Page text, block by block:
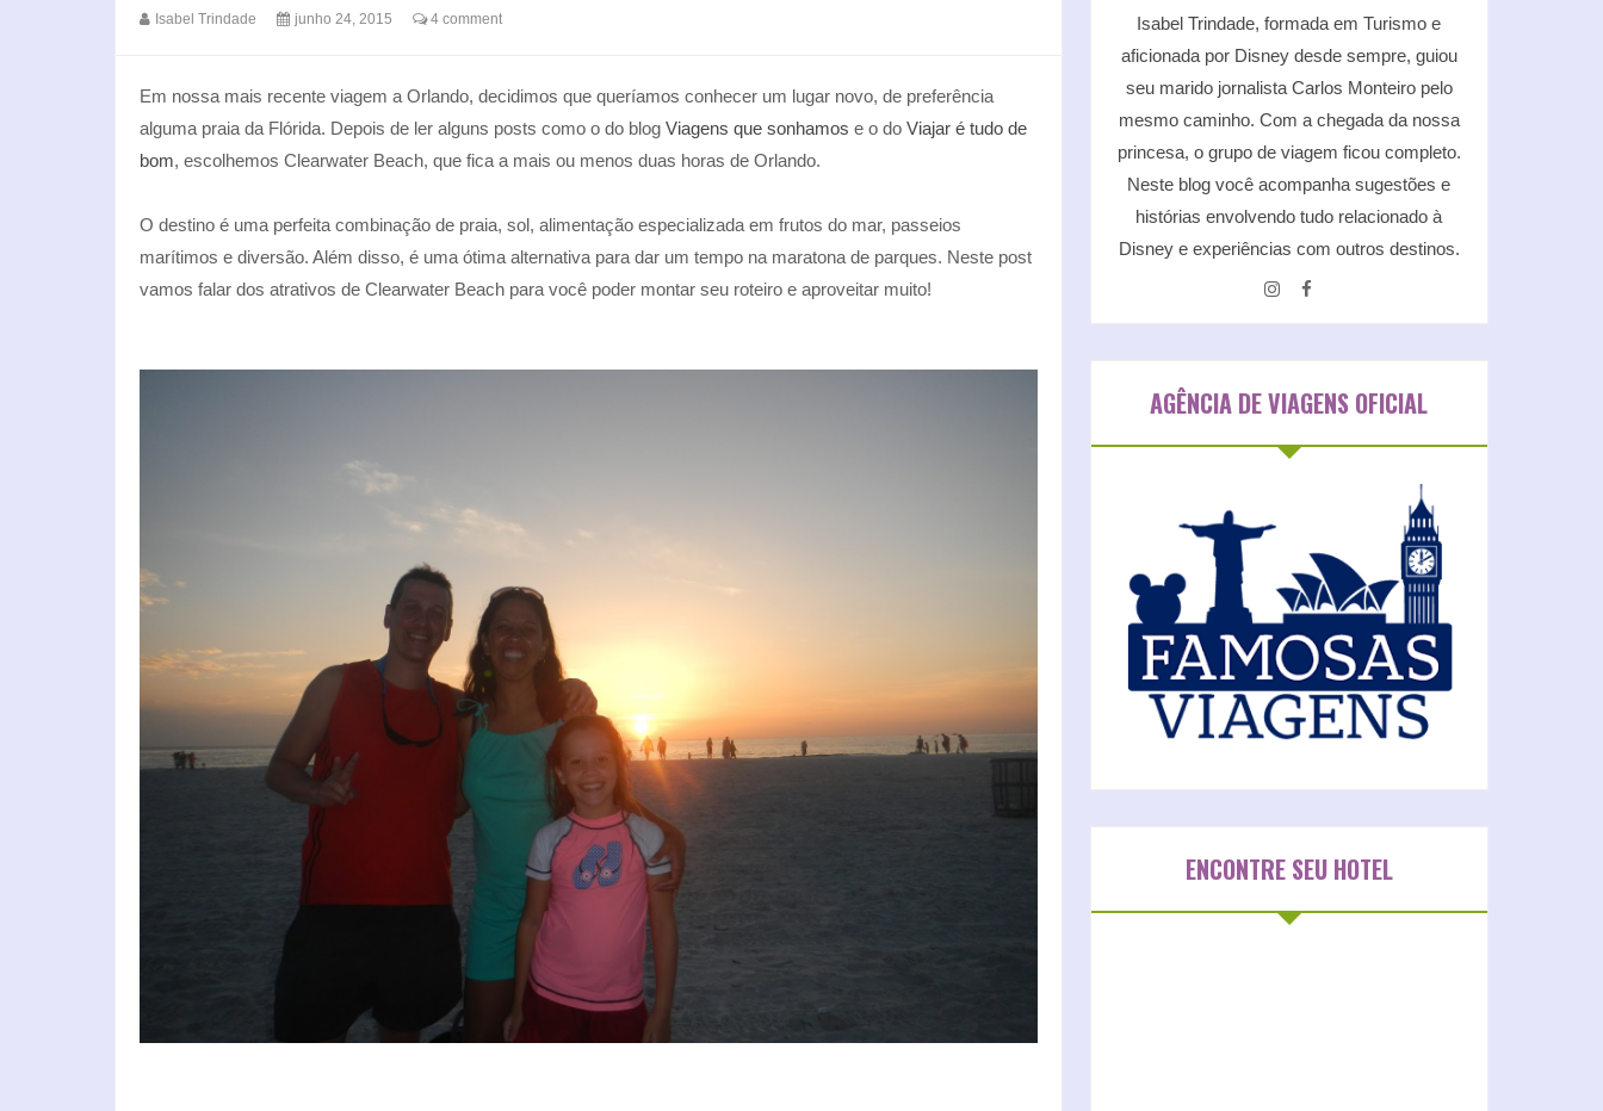
Isabel Trindade junho 24, 2015 4 comment
Em nossa mais recente viagem a Orlando, decidimos que queríamos conhecer um lugar novo, de preferência
alguma praia da Flórida. Depois de ler alguns posts como o do blog Viagens que sonhamos e o do Viajar é tudo de
bom, escolhemos Clearwater Beach, que fica a mais ou menos duas horas de Orlando.
O destino é uma perfeita combinação de praia, sol, alimentação especializada em frutos do mar, passeios
marítimos e diversão. Além disso, é uma ótima alternativa para dar um tempo na maratona de parques. Neste post
vamos falar dos atrativos de Clearwater Beach para você poder montar seu roteiro e aproveitar muito!
Isabel Trindade, formada em Turismo e
aficionada por Disney desde sempre, guiou
seu marido jornalista Carlos Monteiro pelo
mesmo caminho. Com a chegada da nossa
princesa, o grupo de viagem ficou completo.
Neste blog você acompanha sugestões e
histórias envolvendo tudo relacionado à
Disney e experiências com outros destinos.
AGÊNCIA DE VIAGENS OFICIAL
ENCONTRE SEU HOTEL